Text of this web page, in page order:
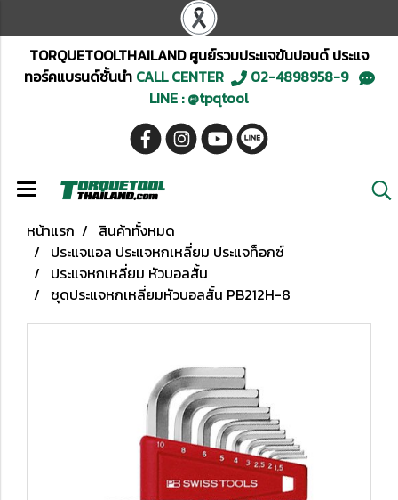
TORQUETOOLTHAILAND ศูนย์รวมประแจขันปอนด์ ประแจ
ทอร์คแบรนด์ชั้นนำCALL CENTER
02-4898958-9
LINE : @tpqtool
หน้าแรก
สินค้าทั้งหมด
ประแจแอล ประแจหกเหลี่ยม ประแจท็อกซ์
ประแจหกเหลี่ยม หัวบอลสั้น
ชุดประแจหกเหลี่ยมหัวบอลสั้น PB212H-8